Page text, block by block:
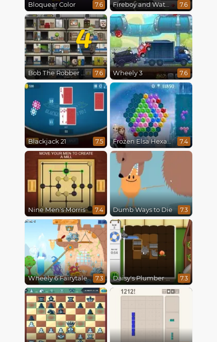
Bloquear Color 7.6 Fireboy and Watergirl 4 : Crystal Temple 7.6
4
Bob The Robber 4: Season 2 Russia 7.6 Wheely 3 7.6
Blackjack 21 7.5 Frozen Elsa Hexagon Puzzle 7.4
Nine Men's Morris 7.4 Dumb Ways to Die 7.3
Wheely 6 Fairytale 7.3 Daisy's Plumber Puzzle 7.3